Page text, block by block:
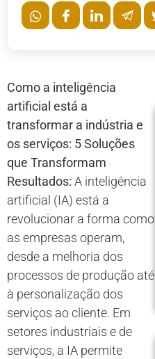
Como a inteligência
artificial está a
transformar a indústria e
os serviços: 5 Soluções
que Transformam
Resultados: A inteligência
artificial (IA) está a
revolucionar a forma como
as empresas operam,
desde a melhoria dos
processos de produção até
à personalização dos
serviços ao cliente. Em
setores industriais e de
serviços, a IA permite